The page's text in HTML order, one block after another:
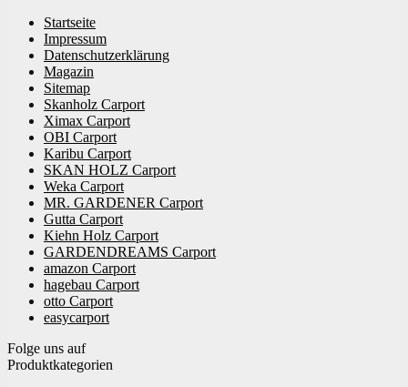
Startseite
Impressum
Datenschutzerklärung
Magazin
Sitemap
Skanholz Carport
Ximax Carport
OBI Carport
Karibu Carport
SKAN HOLZ Carport
Weka Carport
MR. GARDENER Carport
Gutta Carport
Kiehn Holz Carport
GARDENDREAMS Carport
amazon Carport
hagebau Carport
otto Carport
easycarport
Folge uns auf
Produktkategorien